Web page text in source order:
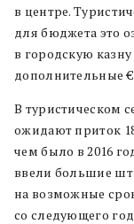
в центре.
для бюджета это
в городскую
дополнительные
В туристическом
ожидают приток
чем было в 2016
ввели большие
на возможные
со следующего